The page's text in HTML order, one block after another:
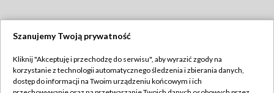
TVP
Szanujemy Twoją prywatność
Kliknij "Akceptuję i przechodzę do serwisu", aby wyrazić zgody na
korzystanie z technologii automatycznego śledzenia i zbierania danych,
dostęp do informacji na Twoim urządzeniu końcowym i ich